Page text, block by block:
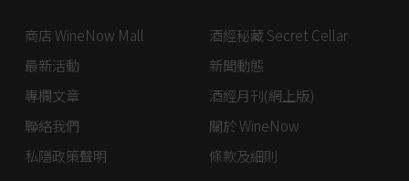
商店 WineNow Mall
酒經秘藏 Secret Cellar
最新活動
新聞動態
專欄文章
酒經月刊(網上版)
聯絡我們
關於 WineNow
私隱政策聲明
條款及細則